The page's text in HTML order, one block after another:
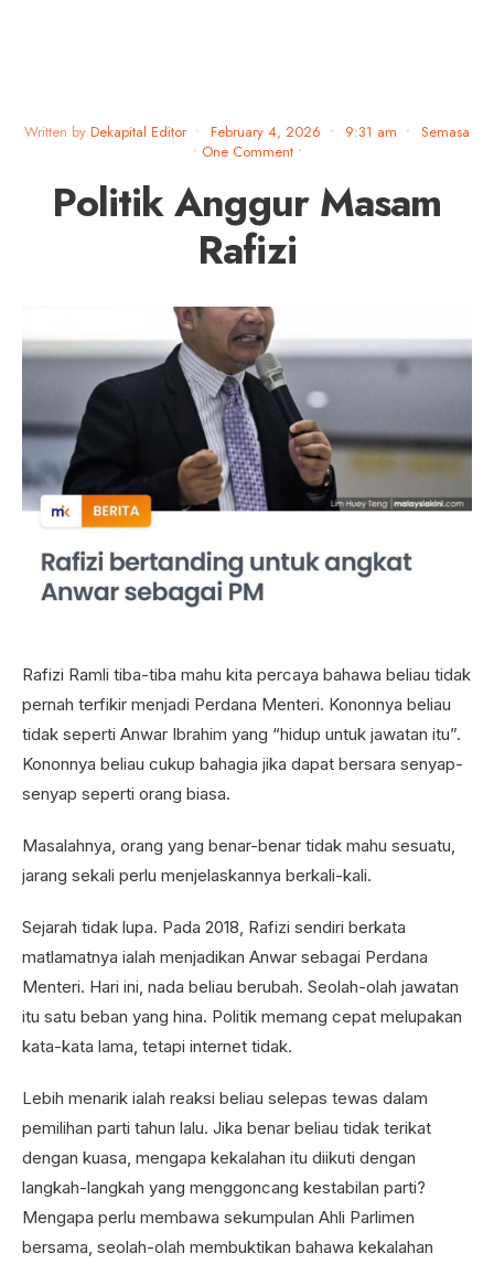
Written by Dekapital Editor • February 4, 2026 • 9:31 am • Semasa
• One Comment •
Politik Anggur Masam
Rafizi
Rafizi Ramli tiba-tiba mahu kita percaya bahawa beliau tidak
pernah terfikir menjadi Perdana Menteri. Kononnya beliau
tidak seperti Anwar Ibrahim yang “hidup untuk jawatan itu”.
Kononnya beliau cukup bahagia jika dapat bersara senyap-
senyap seperti orang biasa.
Masalahnya, orang yang benar-benar tidak mahu sesuatu,
jarang sekali perlu menjelaskannya berkali-kali.
Sejarah tidak lupa. Pada 2018, Rafizi sendiri berkata
matlamatnya ialah menjadikan Anwar sebagai Perdana
Menteri. Hari ini, nada beliau berubah. Seolah-olah jawatan
itu satu beban yang hina. Politik memang cepat melupakan
kata-kata lama, tetapi internet tidak.
Lebih menarik ialah reaksi beliau selepas tewas dalam
pemilihan parti tahun lalu. Jika benar beliau tidak terikat
dengan kuasa, mengapa kekalahan itu diikuti dengan
langkah-langkah yang menggoncang kestabilan parti?
Mengapa perlu membawa sekumpulan Ahli Parlimen
bersama, seolah-olah membuktikan bahawa kekalahan